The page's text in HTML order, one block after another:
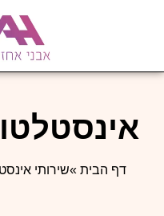
דף הבית »שירותי